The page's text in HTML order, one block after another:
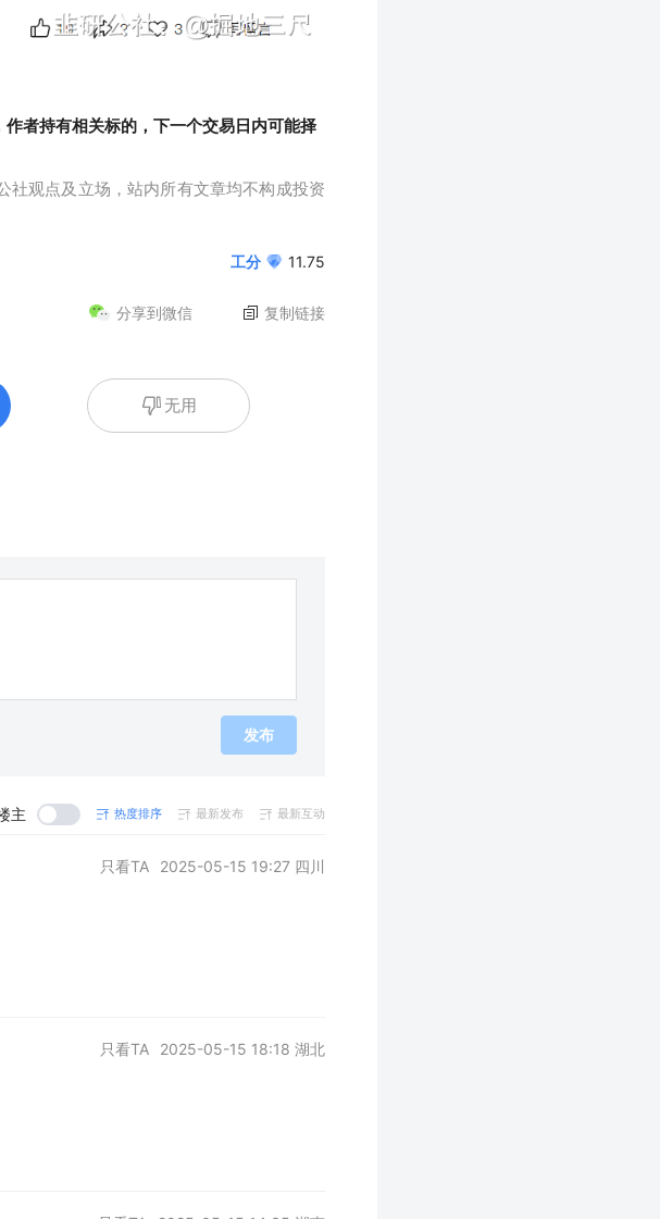
者持有相关标的，下一个交易日内可能择
社观点及立场，站内所有文章均不构成投资
工分 11.75
复制链接
分享到微信
无用
发布
主 热度排序 最新发布 最新互动
只看TA 2025-05-15 19:27 四川
只看TA 2025-05-15 18:18 湖北